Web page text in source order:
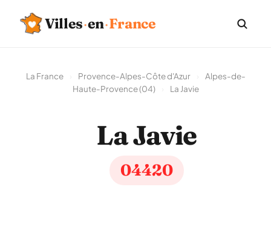
Villes·en·France
La France Provence-Alpes-Côte d'Azur
Alpes-de-
Haute-Provence (04)
La Javie
La Javie
04420